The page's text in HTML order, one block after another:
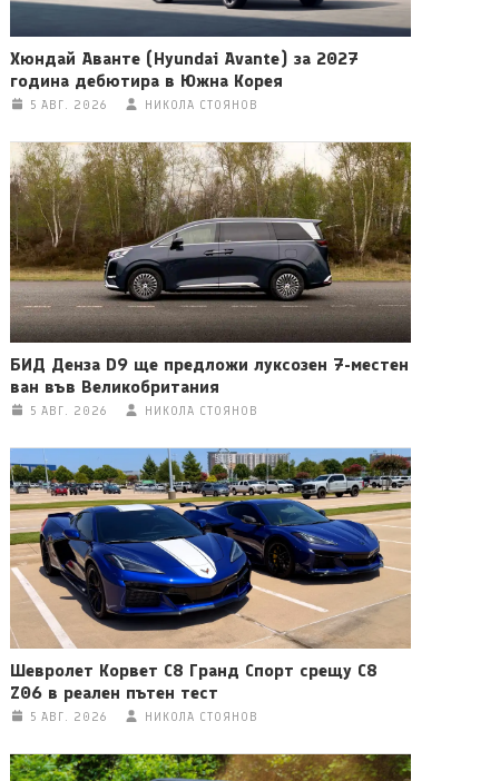
Хюндай Аванте (Hyundai Avante) за 2027
година дебютира в Южна Корея
5 АВГ. 2026 НИКОЛА СТОЯНОВ
БИД Денза D9 ще предложи луксозен 7-местен
ван във Великобритания
5 АВГ. 2026 НИКОЛА СТОЯНОВ
Шевролет Корвет C8 Гранд Спорт срещу C8
Z06 в реален пътен тест
5 АВГ. 2026 НИКОЛА СТОЯНОВ